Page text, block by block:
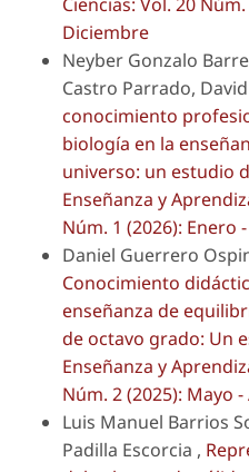
Diciembre
Neyber Gonzalo
Castro Parrado,
conocimiento
biología en la
universo: un estudio
Enseñanza y
Núm. 1 (2026): Enero
Daniel Guerrero
Conocimiento
enseñanza de
de octavo grado: Un
Enseñanza y
Núm. 2 (2025): Mayo
Luis Manuel Barrios
Padilla Escorcia ,